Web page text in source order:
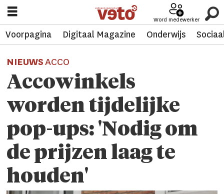
Word medewerker
Voorpagina Digitaal Magazine Onderwijs
NIEUWSACCO
Accowinkels
worden tijdelijke
pop-ups: 'Nodig om
de prijzen laag te
houden'